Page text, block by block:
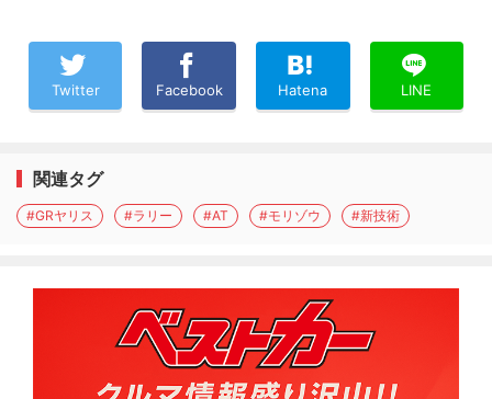
Twitter Facebook Hatena LINE
関連タグ
#GRヤリス #ラリー #AT #モリゾウ #新技術